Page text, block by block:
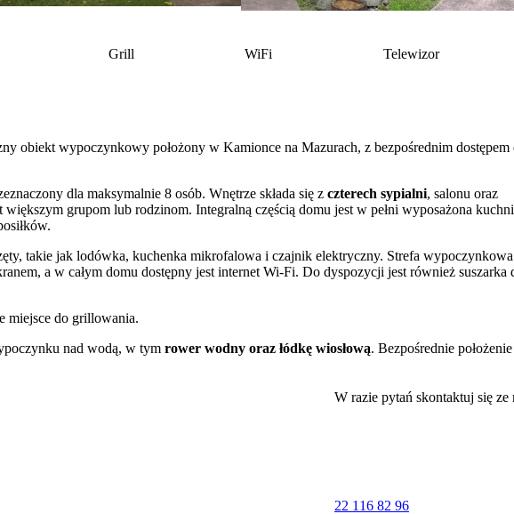
Grill WiFi Telewizor
obiekt wypoczynkowy położony w Kamionce na Mazurach, z bezpośrednim dostępem
dla maksymalnie 8 osób. Wnętrze składa się z czterech sypialni, salonu oraz
grupom lub rodzinom. Integralną częścią domu jest w pełni wyposażona
takie jak lodówka, kuchenka mikrofalowa i czajnik elektryczny. Strefa
a w całym domu dostępny jest internet Wi-Fi. Do dyspozycji jest również suszarka
miejsce do grillowania.
nad wodą, w tym rower wodny oraz łódkę wiosłową. Bezpośrednie
Okoliczne tereny są również popularne wśród miłośników pieszych wędrówek,
regionu. Dom znajduje się w odległości 22 km od Ratusza w Mrągowie oraz 42 km od
Olsztyna zajmuje około godziny, a odległość od lotniska Olsztyn-Mazury wynosi 45
W razie pytań skontaktuj się ze
22 116 82 96